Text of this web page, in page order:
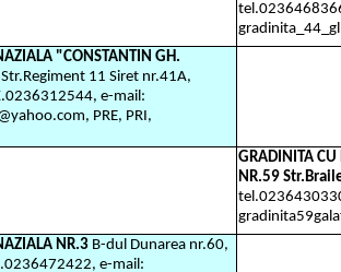
"CONSTANTIN GH.
Str.Regiment 11 Siret nr.41A,
e-mail:
PRE, PRI,
GRADINITA
NR.59
NR.3 B-dul Dunarea nr.60,
e-mail: